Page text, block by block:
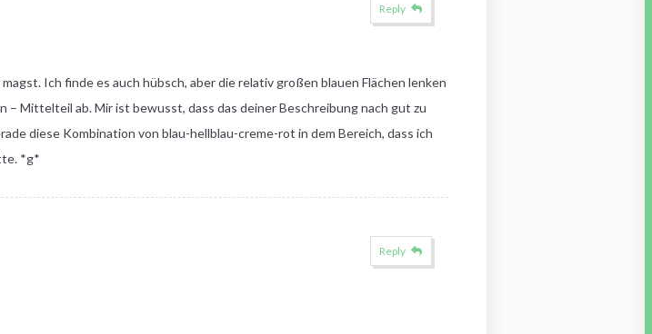
Ich finde es auch hübsch, aber die relativ großen blauen Flächen lenken
– Mittelteil ab. Mir ist bewusst, dass das deiner Beschreibung nach gut zu
diese Kombination von blau-hellblau-creme-rot in dem Bereich, dass ich
*g*
Reply
Reply